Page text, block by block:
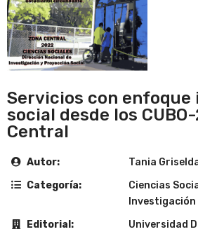
Servicios con enfoque
social desde los
Central
Autor:
Tania
Categoría:
Ciencias
Investigación
Editorial:
Universidad